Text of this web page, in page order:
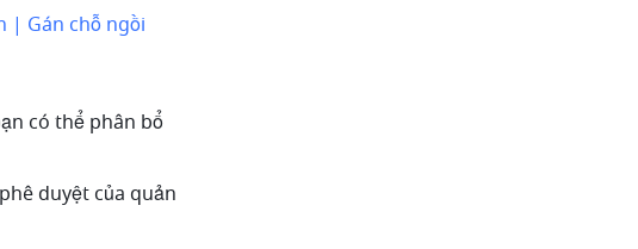
| Gán chỗ ngồi
có thể phân bổ
duyệt của quản